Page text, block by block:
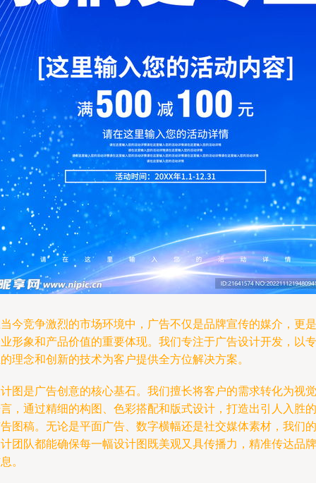
今竞争激烈的市场环境中，广告不仅是品牌宣传的媒介，更是
形象和产品价值的重要体现。我们专注于广告设计开发，以专
理念和创新的技术为客户提供全方位解决方案。
图是广告创意的核心基石。我们擅长将客户的需求转化为视觉
，通过精细的构图、色彩搭配和版式设计，打造出引人入胜的
图稿。无论是平面广告、数字横幅还是社交媒体素材，我们的
团队都能确保每一幅设计图既美观又具传播力，精准传达品牌
。